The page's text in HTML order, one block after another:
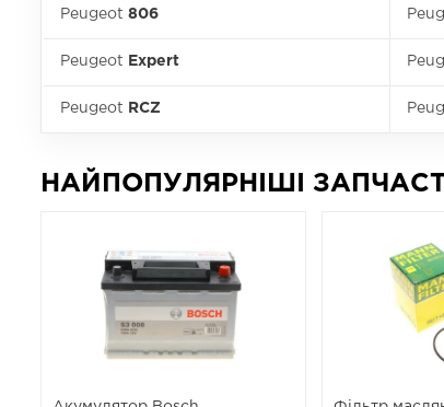
Peugeot 806
Peugeot Expert
Peugeot RCZ
НАЙПОПУЛЯРНІШІ